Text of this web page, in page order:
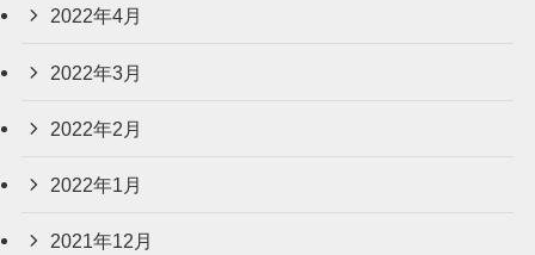
2022年4月
2022年3月
2022年2月
2022年1月
2021年12月